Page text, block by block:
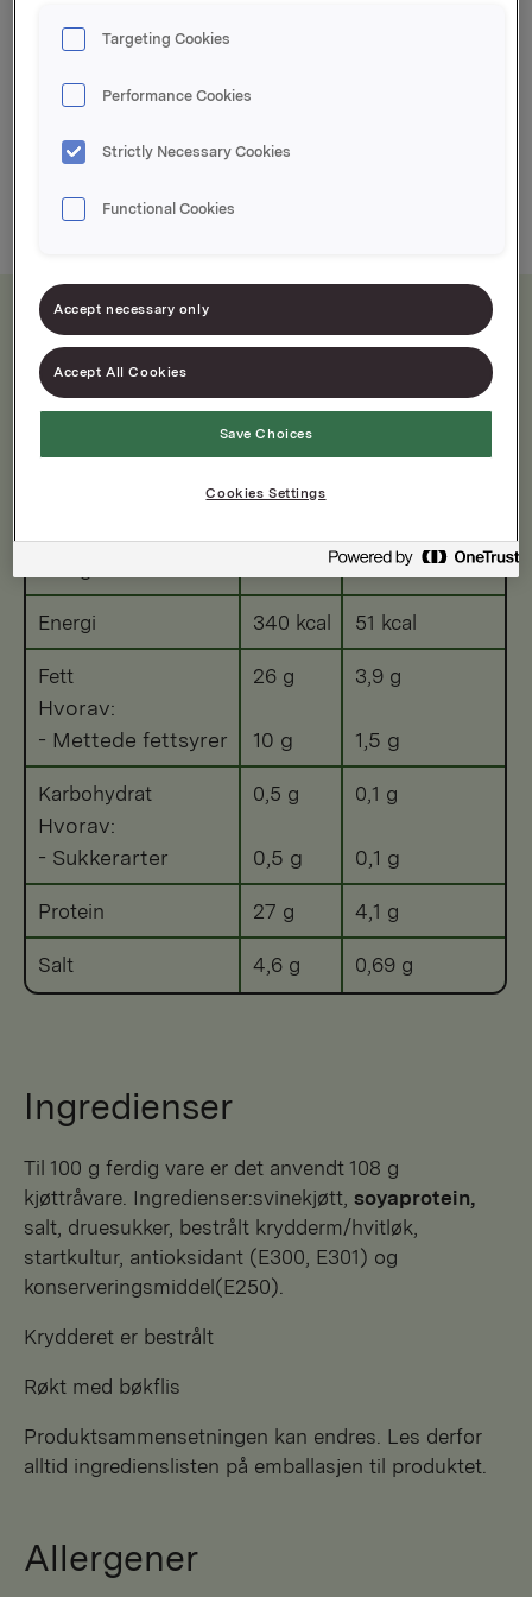
700g 250g
Næringsinnhold
Etter tilberedning
214 kJ
Energi 340 kcal 51 kcal
Fett
Hvorav:
- Mettede fettsyrer
26 g
10 g
3,9 g
1,5 g
Karbohydrat
Hvorav:
- Sukkerarter
0,5 g
0,5 g
0,1 g
0,1 g
Protein 27 g 4,1 g
Salt 4,6 g 0,69 g
Ingredienser
Til 100 g ferdig vare er det anvendt 108 g
kjøttråvare. Ingredienser:svinekjøtt,soyaprotein,
salt, druesukker, bestrålt krydderm/hvitløk,
startkultur, antioksidant (E300, E301) og
konserveringsmiddel(E250).
Krydderet er bestrålt
Røkt med bøkflis
Produktsammensetningen kan endres. Les derfor
alltid ingredienslisten på emballasjen til produktet.
Allergener
Targeting Cookies
Performance Cookies
Strictly Necessary Cookies
Functional Cookies
Accept necessary only
Accept All Cookies
Save Choices
Cookies Settings